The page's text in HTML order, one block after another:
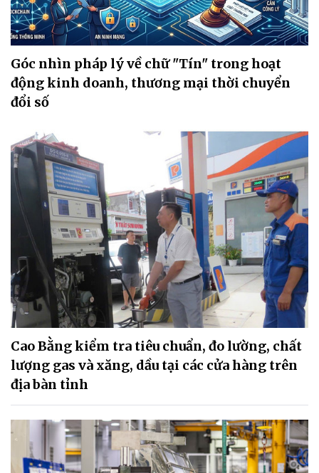
Góc nhìn pháp lý về chữ "Tín" trong hoạt
động kinh doanh, thương mại thời chuyển
đổi số
Cao Bằng kiểm tra tiêu chuẩn, đo lường, chất
lượng gas và xăng, dầu tại các cửa hàng trên
địa bàn tỉnh